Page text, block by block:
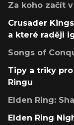
Za koho začít
Crusader
a které raději
Songs of
Tipy a triky
Ringu
Elden Ring:
Elden Ring